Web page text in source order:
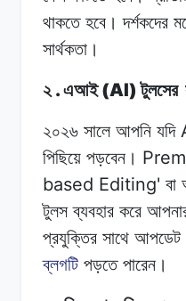
থাকতে হবে। দর্শকদের
সার্থকতা।
২.এআই(AI)টুলসের
২০২৬ সালে আপনি যদি
পিছিয়ে পড়বেন।
based Editing' বা
টুলস ব্যবহার করে
প্রযুক্তির সাথে আপডেট
ব্লগটি পড়তে পারেন।